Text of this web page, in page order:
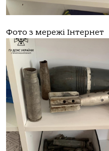
Фото з мережі Інтернет